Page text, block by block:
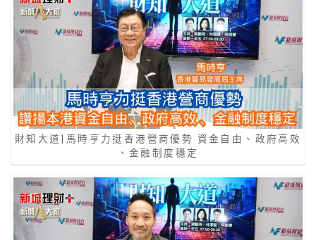
財知大道|馬時亨力挺香港營商優勢 資金自由、政府高效
、金融制度穩定